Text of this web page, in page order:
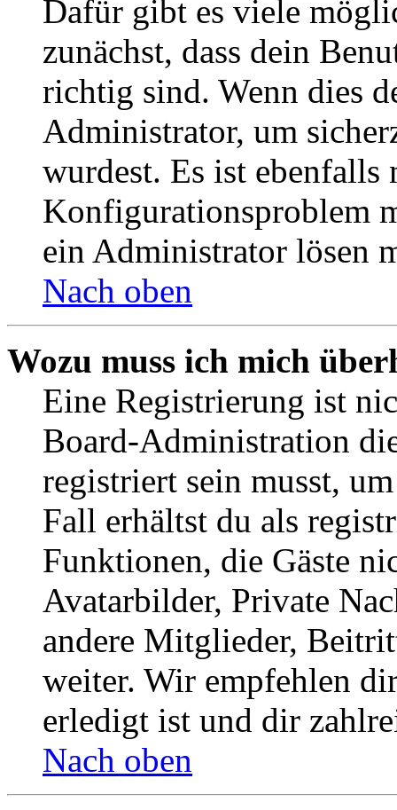
Dafür gibt es viele
zunächst, dass dein
richtig sind. Wenn dies
Administrator, um
wurdest. Es ist ebenfalls
Konfigurationsproblem
ein Administrator lösen
Nach oben
Wozu muss ich mich
Eine Registrierung ist
Board-Administration
registriert sein musst,
Fall erhältst du als
Funktionen, die Gäste
Avatarbilder, Private
andere Mitglieder,
weiter. Wir empfehlen
erledigt ist und dir
Nach oben